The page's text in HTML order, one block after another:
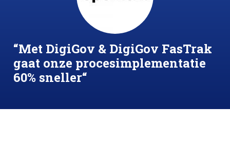
“Met DigiGov & DigiGov FasTrak
gaat onze procesimplementatie
60% sneller“